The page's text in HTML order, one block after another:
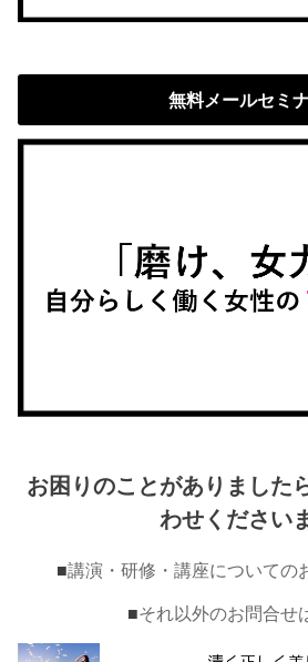
無料メールセミ
お困りのことがありました
わせください
■講演・研修・講座についての
■それ以外のお問合せ